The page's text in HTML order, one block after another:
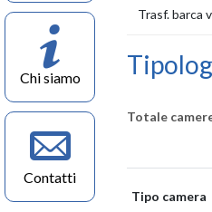
Chi siamo
Contatti
Trasf. barca
Totale
Tipo camera